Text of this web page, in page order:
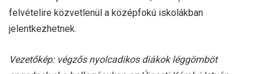
felvételire közvetlenül a középfokú iskolákban
jelentkezhetnek.
Vezetőkép: végzős nyolcadikos diákok léggömböt